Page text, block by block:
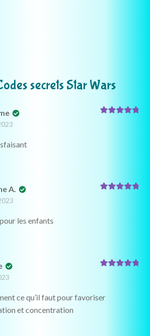
secrets Star Wars
A.
les enfants
ce qu’il faut pour favoriser
et concentration